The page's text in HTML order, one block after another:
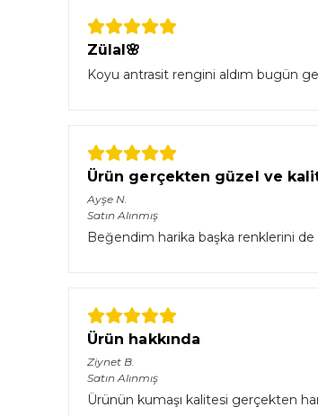
Zülal🌸
Koyu antrasit rengini aldım bugün
Ürün gerçekten güzel ve
Ayşe N.
Satın Alınmış
Beğendim harika başka renklerini de
Ürün hakkında
Ziynet B.
Satın Alınmış
Ürünün kumaşı kalitesi gerçekten